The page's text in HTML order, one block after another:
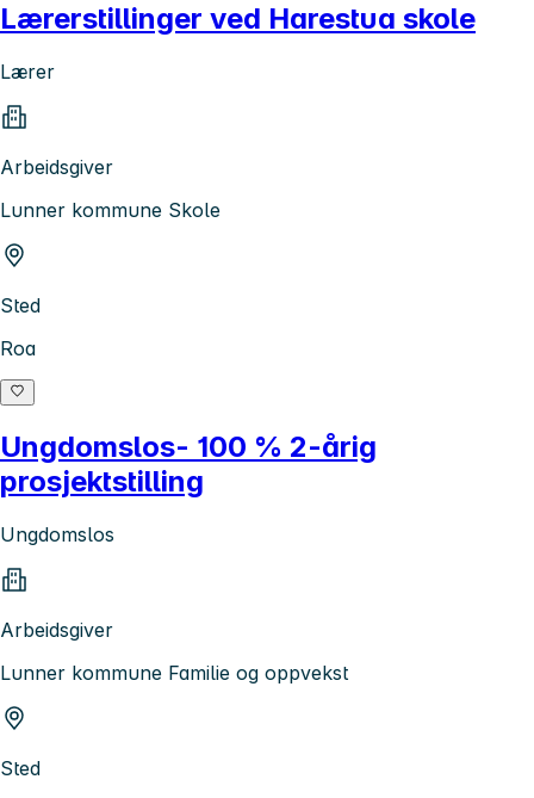
Lærerstillinger ved Harestua skole
Lærer
Arbeidsgiver
Lunner kommune Skole
Sted
Roa
Ungdomslos- 100 % 2-årig
prosjektstilling
Ungdomslos
Arbeidsgiver
Lunner kommune Familie og oppvekst
Sted